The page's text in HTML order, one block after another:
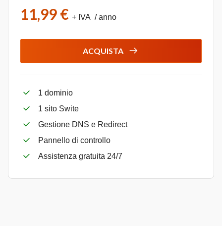
11,99 € + IVA / anno
ACQUISTA
1 dominio
1 sito Swite
Gestione DNS e Redirect
Pannello di controllo
Assistenza gratuita 24/7